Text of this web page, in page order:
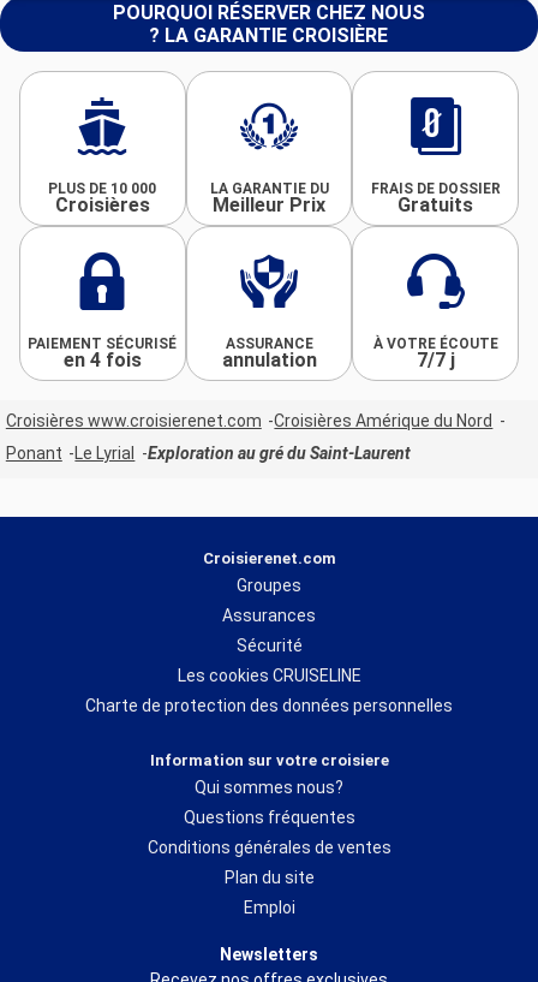
POURQUOI RÉSERVER CHEZ NOUS
? LA GARANTIE CROISIÈRE
PLUS DE 10 000
Croisières
LA GARANTIE DU
Meilleur Prix
FRAIS DE DOSSIER
Gratuits
PAIEMENT SÉCURISÉ
en 4 fois
ASSURANCE
annulation
À VOTRE ÉCOUTE
7/7 j
Croisières www.croisierenet.com
Croisières Amérique du Nord
Ponant
Le Lyrial Exploration au gré du Saint-Laurent
Croisierenet.com
Groupes
Assurances
Sécurité
Les cookies CRUISELINE
Charte de protection des données personnelles
Information sur votre croisiere
Qui sommes nous?
Questions fréquentes
Conditions générales de ventes
Plan du site
Emploi
Newsletters